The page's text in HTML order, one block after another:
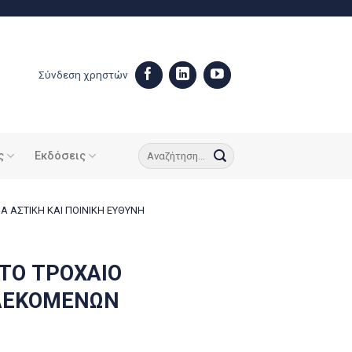
Σύνδεση χρηστών
Εκδόσεις
ΚΑΙ ΠΟΙΝΙΚΗ ΕΥΘΥΝΗ
ΤΡΟΧΑΙΟ